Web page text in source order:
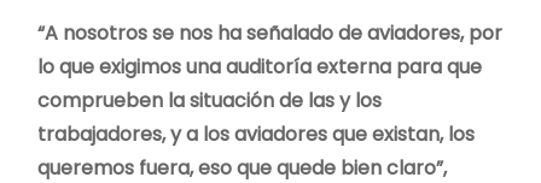
“A nosotros se nos ha señalado de aviadores, por
lo que exigimos una auditoría externa para que
comprueben la situación de las y los
trabajadores, y a los aviadores que existan, los
queremos fuera, eso que quede bien claro”,